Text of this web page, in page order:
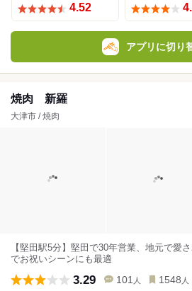
4.52
アプリに切り
焼肉 新羅
大津市 / 焼肉
【堅田駅5分】堅田で30年営業、地元で愛
でお祝いシーンにも最適
3.29 101 人 1548 人